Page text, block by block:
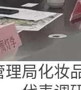
局化妆